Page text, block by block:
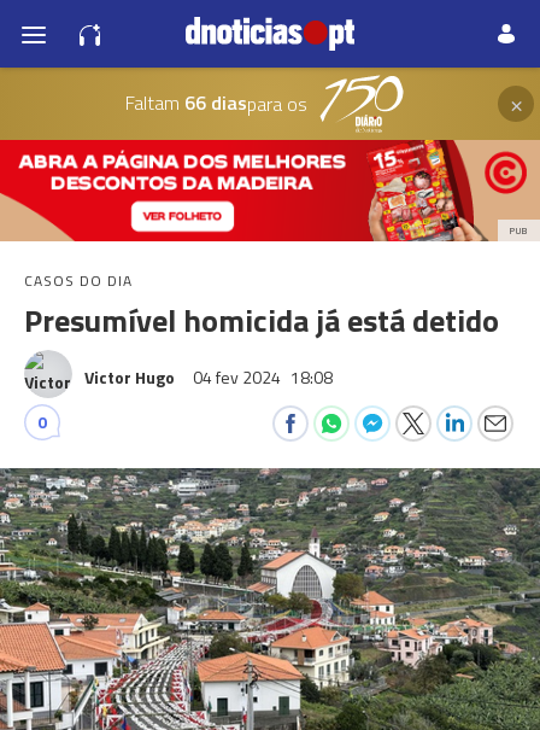
Faltam 66 diaspara os ×
PUB
CASOS DO DIA
Presumível homicida já está detido
Victor Hugo 04 fev 2024 18:08
0